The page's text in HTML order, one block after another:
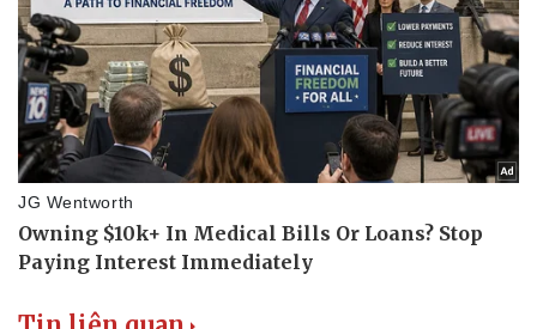
Nam khoa
Làm đẹp - giảm cân
Phòng mạch online
Ăn sạch sống khỏe